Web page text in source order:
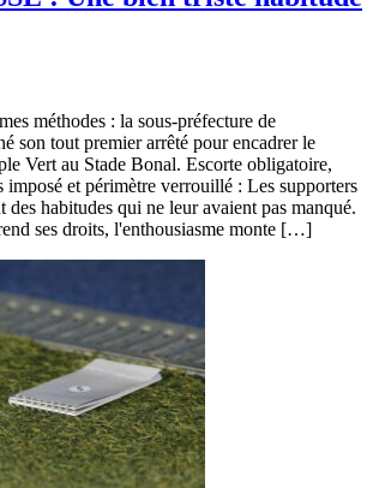
méthodes : la sous-préfecture de
son tout premier arrêté pour encadrer le
Vert au Stade Bonal. Escorte obligatoire,
imposé et périmètre verrouillé : Les supporters
habitudes qui ne leur avaient pas manqué.
ses droits, l'enthousiasme monte […]